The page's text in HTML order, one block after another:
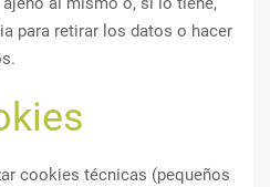
para retirar los datos o hacer
cookies técnicas (pequeños